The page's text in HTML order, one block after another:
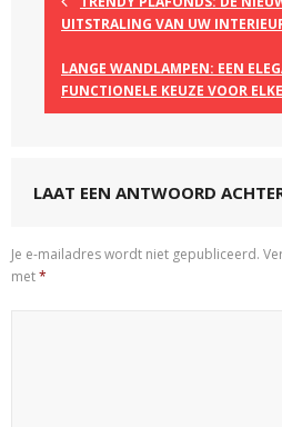
UITSTRALING VAN UW
LANGE WANDLAMPEN: EEN
FUNCTIONELE KEUZE VOOR
LAAT EEN ANTWOORD
Je e-mailadres wordt niet gepubliceerd.
met*